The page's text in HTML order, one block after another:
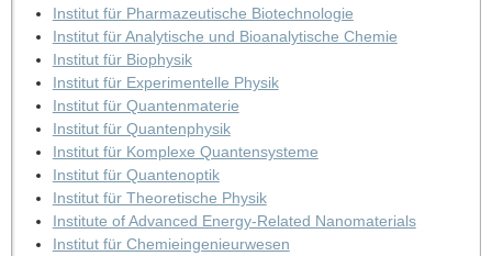
Institut für Pharmazeutische Biotechnologie
Institut für Analytische und Bioanalytische Chemie
Institut für Biophysik
Institut für Experimentelle Physik
Institut für Quantenmaterie
Institut für Quantenphysik
Institut für Komplexe Quantensysteme
Institut für Quantenoptik
Institut für Theoretische Physik
Institute of Advanced Energy-Related Nanomaterials
Institut für Chemieingenieurwesen